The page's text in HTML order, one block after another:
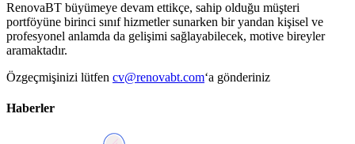
RenovaBT büyümeye devam ettikçe, sahip olduğu müşteri
portföyüne birinci sınıf hizmetler sunarken bir yandan kişisel ve
profesyonel anlamda da gelişimi sağlayabilecek, motive bireyler
aramaktadır.
Özgeçmişinizi lütfen cv@renovabt.com‘a gönderiniz
Haberler